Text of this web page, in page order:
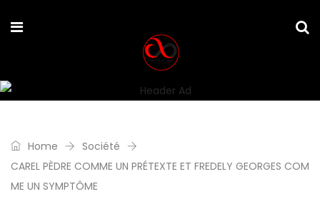
Home
Société
CAREL PÈDRE COMME UN PRÉTEXTE ET FREDELY GEORGES COM
ME UN SYMPTÔME